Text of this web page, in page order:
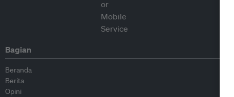
Bagian
Beranda
Berita
Opini